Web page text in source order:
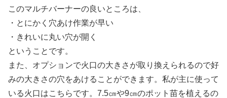
このマルチバーナーの良いところは、
・とにかく穴あけ作業が早い
・きれいに丸い穴が開く
ということです。
また、オプションで火口の大きさが取り換えられるので好
みの大きさの穴をあけることができます。私が主に使って
いる火口はこちらです。7.5㎝や9㎝のポット苗を植えるの